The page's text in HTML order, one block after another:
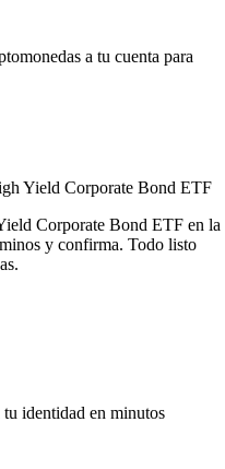
a tu cuenta para
Yield Corporate Bond ETF
Corporate Bond ETF en la
y confirma. Todo listo
identidad en minutos